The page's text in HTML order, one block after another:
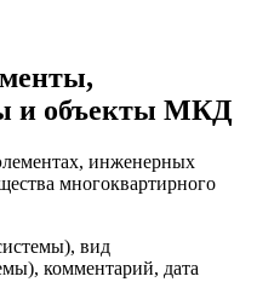
и объекты МКД
инженерных
многоквартирного
вид
комментарий, дата